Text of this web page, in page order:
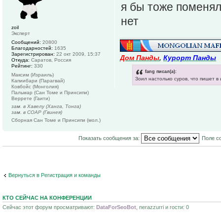
я бы тоже
нет
Дом Панды, Курорт Панды
fang писал(а):
Зоил настолько суров, что пишет
zoil
Эксперт
Сообщений: 20800
Благодарностей: 1635
Зарегистрирован: 22 окт 2009, 15:37
Откуда: Саратов, Россия
Рейтинг: 330
Максим (Израиль)
Капиибари (Парагвай)
Ковбойс (Монголия)
Пальмар (Сан Томе и Принсипи)
Веррете (Гаити)
зам. в Хавелу (Ханга, Тонга)
зам. в СОАР (Гвинея)
Сборная Сан Томе и Принсипи (мол.)
Показать сообщения за: Поле
Вернуться в Регистрация и команды
КТО СЕЙЧАС НА КОНФЕРЕНЦИИ
Сейчас этот форум просматривают: DataForSeoBot , nerazzurri и гости: 0